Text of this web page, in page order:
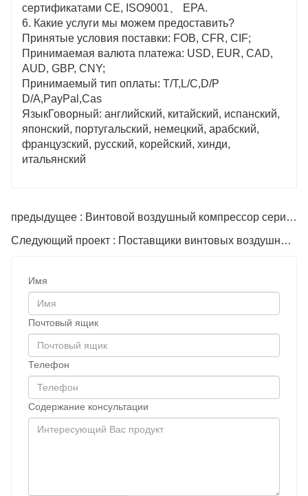
сертификатами CE, ISO9001、 EPA.
6. Какие услуги мы можем предоставить?
Принятые условия поставки: FOB, CFR, CIF;
Принимаемая валюта платежа: USD, EUR, CAD,
AUD, GBP, CNY;
Принимаемый тип оплаты: T/T,L/C,D/P
D/A,PayPal,Cas
ЯзыкГоворный: английский, китайский, испанский,
японский, португальский, немецкий, арабский,
французский, русский, корейский, хинди,
итальянский
предыдущее : Винтовой воздушный компрессор серии LG
Следующий проект : Поставщики винтовых воздушных компрессоров
Имя
Почтовый ящик
Телефон
Содержание консультации